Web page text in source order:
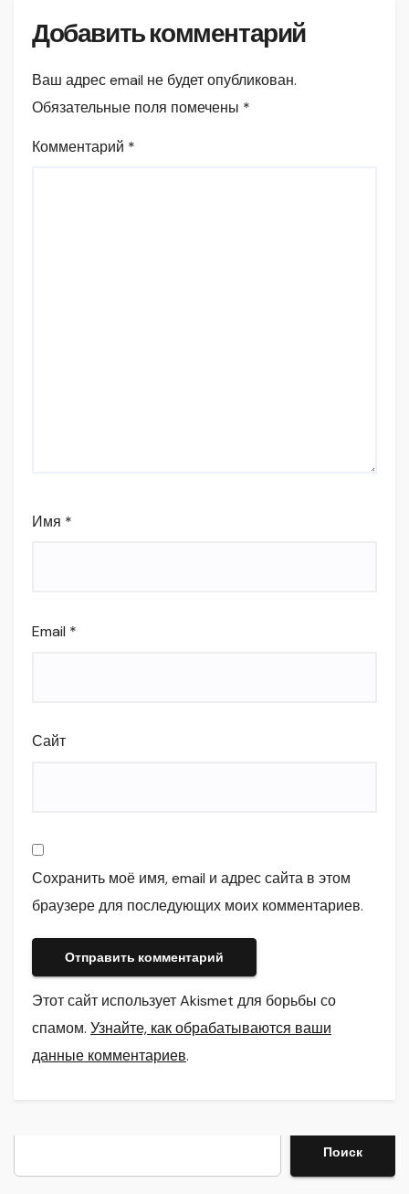
Добавить комментарий
Ваш адрес email не будет опубликован.
Обязательные поля помечены *
Комментарий *
Имя *
Email *
Сайт
Сохранить моё имя, email и адрес сайта в этом
браузере для последующих моих комментариев.
Этот сайт использует Akismet для борьбы со
спамом. Узнайте, как обрабатываются ваши
данные комментариев.
Поиск